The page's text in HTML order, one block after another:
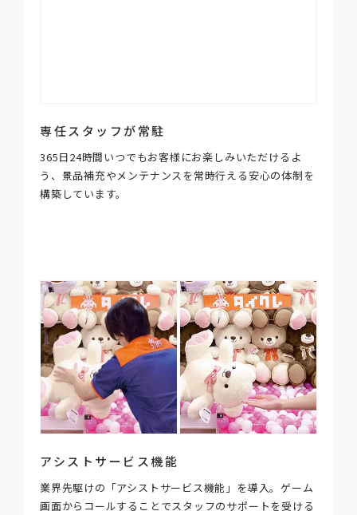
専任スタッフが常駐
365日24時間いつでもお客様にお楽しみいただけるよ
う、景品補充やメンテナンスを常時行える安心の体制を
構築しています。
アシストサービス機能
業界先駆けの「アシストサービス機能」を導入。ゲーム
画面からコールすることでスタッフのサポートを受ける